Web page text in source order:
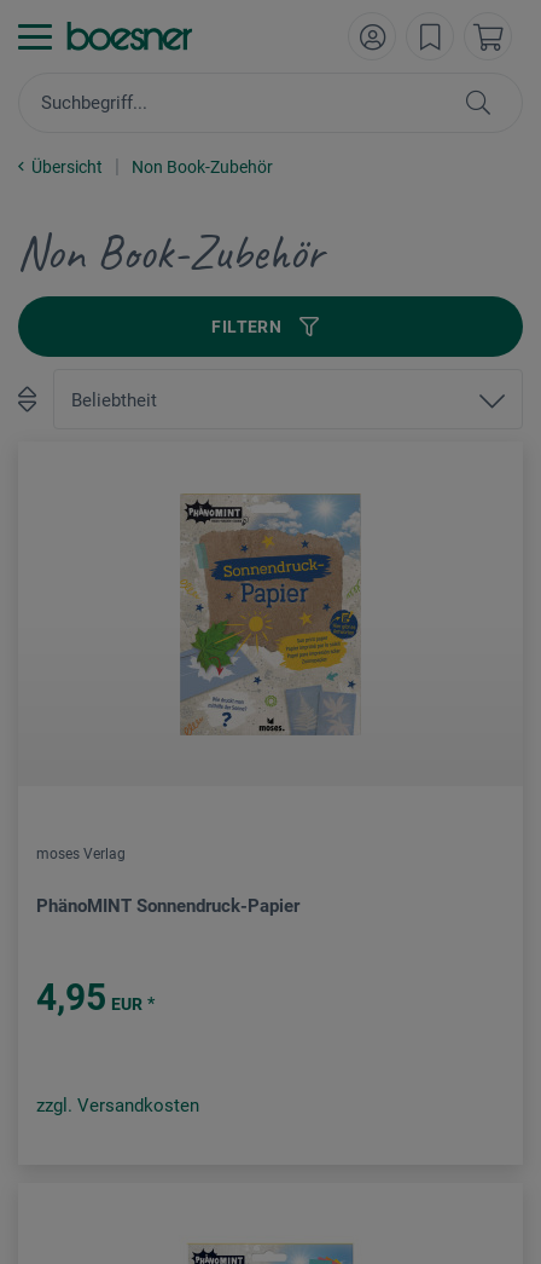
Übersicht Non Book-Zubehör
Non Book-Zubehör
FILTERN
moses Verlag
PhänoMINT Sonnendruck-Papier
4,95 EUR *
zzgl. Versandkosten